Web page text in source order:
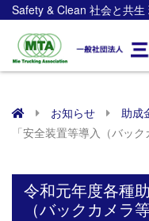
Safety & Clean 社会と共
お知らせ 助成
「安全装置等導入（バッ
令和元年度各種
（バックカメラ